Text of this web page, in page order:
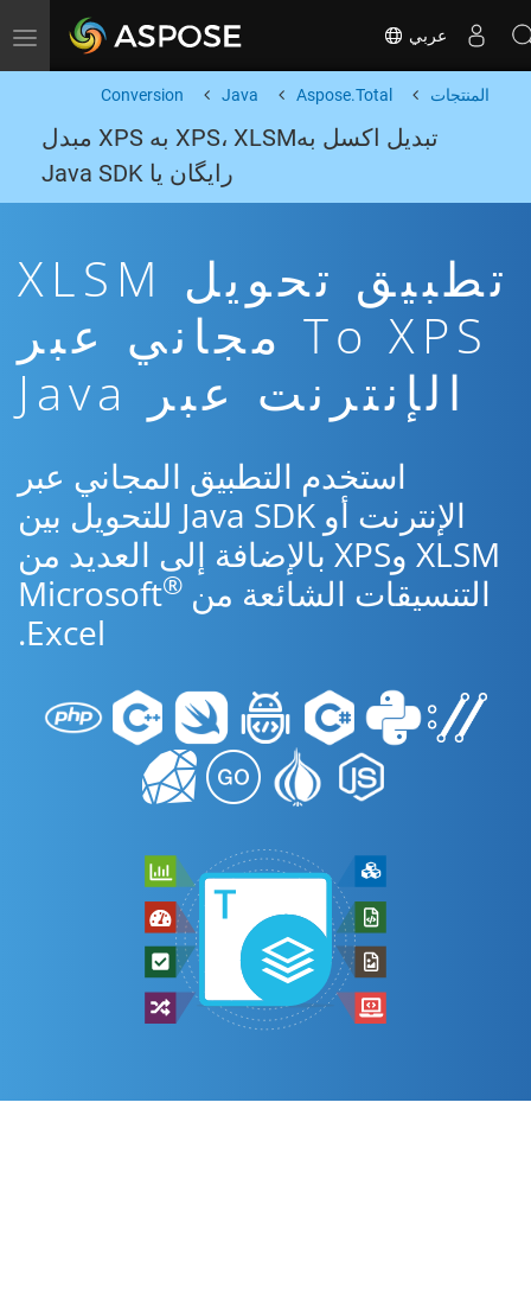
Toggle navigation عربي
المنتجات Aspose.Total
Java
Conversion
تبدیل اکسل بهXPS، XLSM به XPS مبدل
رایگان یا Java SDK
تطبيق تحويل XLSM
To XPS مجاني عبر
الإنترنت عبر Java
استخدم التطبيق المجاني عبر
الإنترنت أو Java SDK للتحويل بين
XLSM وXPS بالإضافة إلى العديد من
التنسيقات الشائعة من Microsoft ®
Excel.